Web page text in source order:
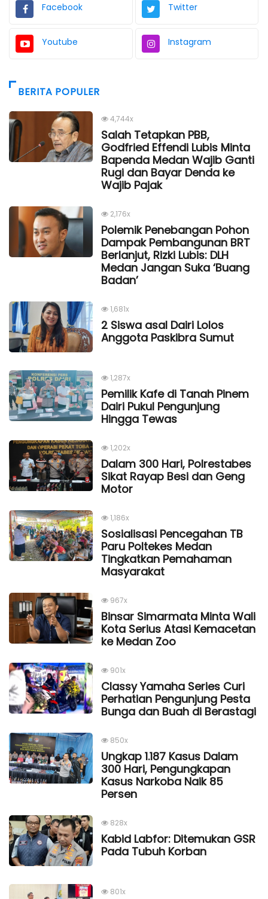
Facebook Twitter
Youtube Instagram
BERITA POPULER
4,744x
Salah Tetapkan PBB,
Godfried Effendi Lubis Minta
Bapenda Medan Wajib Ganti
Rugi dan Bayar Denda ke
Wajib Pajak
2,176x
Polemik Penebangan Pohon
Dampak Pembangunan BRT
Berlanjut, Rizki Lubis: DLH
Medan Jangan Suka ‘Buang
Badan’
1,681x
2 Siswa asal Dairi Lolos
Anggota Paskibra Sumut
1,287x
Pemilik Kafe di Tanah Pinem
Dairi Pukul Pengunjung
Hingga Tewas
1,202x
Dalam 300 Hari, Polrestabes
Sikat Rayap Besi dan Geng
Motor
1,186x
Sosialisasi Pencegahan TB
Paru Poltekes Medan
Tingkatkan Pemahaman
Masyarakat
967x
Binsar Simarmata Minta Wali
Kota Serius Atasi Kemacetan
ke Medan Zoo
901x
Classy Yamaha Series Curi
Perhatian Pengunjung Pesta
Bunga dan Buah di Berastagi
850x
Ungkap 1.187 Kasus Dalam
300 Hari, Pengungkapan
Kasus Narkoba Naik 85
Persen
828x
Kabid Labfor: Ditemukan GSR
Pada Tubuh Korban
801x